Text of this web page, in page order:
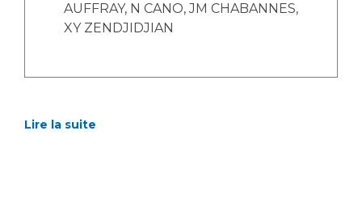
AUFFRAY, N CANO, JM CHABANNES,
XY ZENDJIDJIAN
Lire la suite